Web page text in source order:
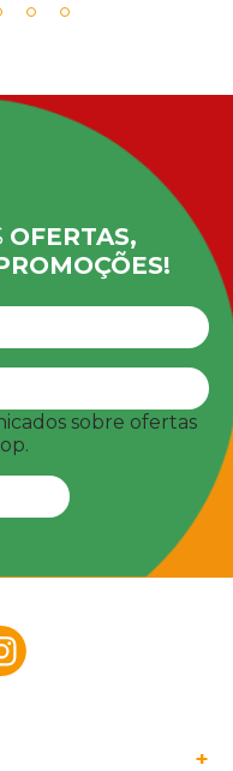
OFERTAS,
sobre ofertas